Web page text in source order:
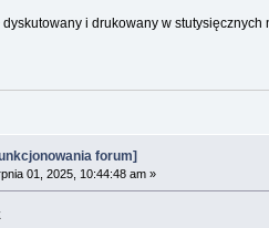
i drukowany w stutysięcznych
forum]
01, 2025, 10:44:48 am »